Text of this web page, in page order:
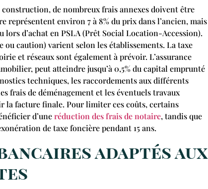
de nombreux frais annexes doivent être
représentent environ 7 à 8% du prix dans l’ancien, mais
lors d’achat en PSLA (Prêt Social Location-Accession).
caution) varient selon les établissements. La taxe
et réseaux sont également à prévoir. L’assurance
peut atteindre jusqu’à 0,5% du capital emprunté
techniques, les raccordements aux différents
frais de déménagement et les éventuels travaux
la facture finale. Pour limiter ces coûts, certains
d’uneréduction des frais de notaire, tandis que
de taxe foncière pendant 15 ans.
adaptés aux